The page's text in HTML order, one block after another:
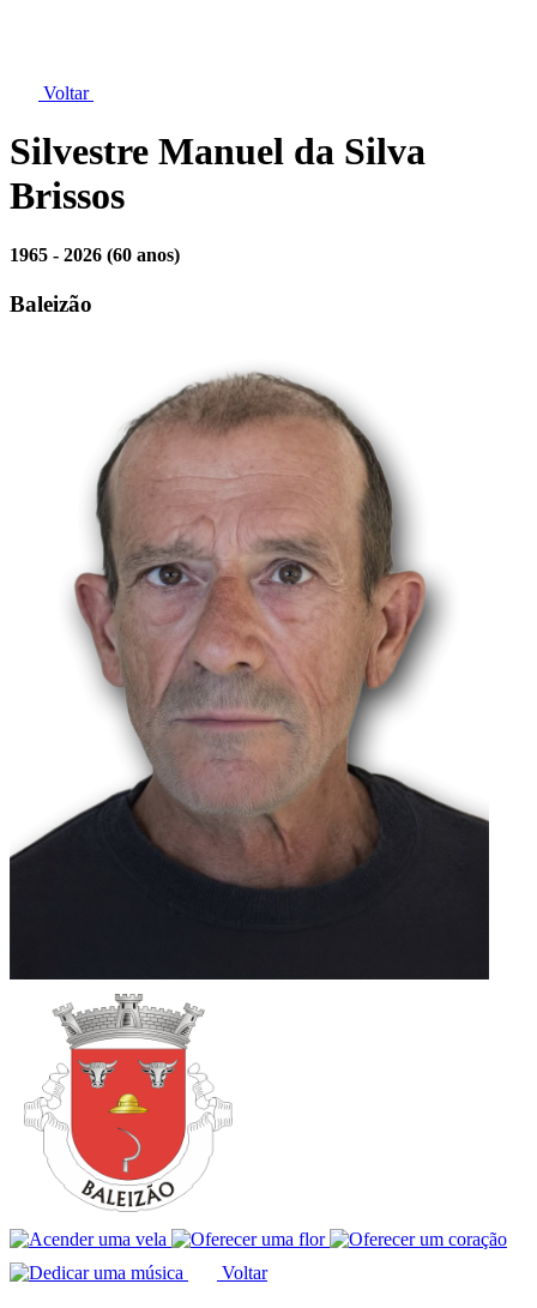
Voltar
Silvestre Manuel da Silva
Brissos
1965 - 2026 (60 anos)
Baleizão
Voltar